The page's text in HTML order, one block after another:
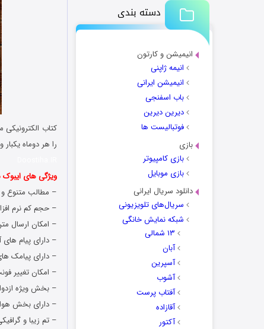
دسته بندی
انیمیشن و کارتون
انیمه ژاپنی
انیمیشن ایرانی
باب اسفنجی
دیرین دیرین
فوتبالیست ها
بازی
بازی کامپیوتر
بازی موبایل
دانلود سریال ایرانی
سریال‌های تلویزیونی
شبکه نمایش خانگی
۱۳ شمالی
آبان
آسپرین
آشوب
آفتاب پرست
آقازاده
آکتور
کتاب
را هر دوماه
ویژگی های ایبوک
– مطالب متنوع و
– حجم کم نرم
– امکان ارسال
– دارای پیام های
– دارای پیامک
– امکان تغییر
– بخش ویژه
– دارای بخش
– تم زیبا و